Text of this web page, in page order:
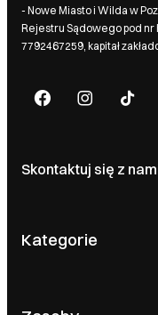
- Nowe Miasto i Wilda w
Rejestru Sądowego pod nr
7792467259, kapitał
Skontaktuj się z
Kategorie